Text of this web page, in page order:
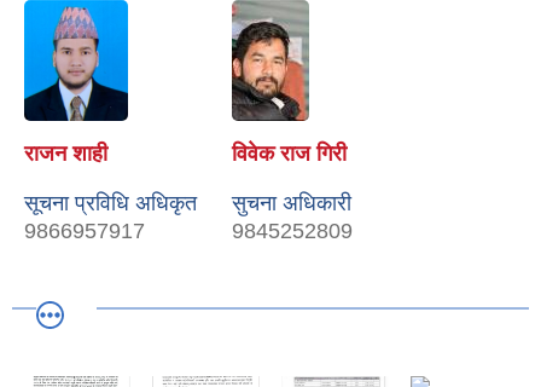
राजन शाही
सूचना प्रविधि अधिकृत
9866957917
विवेक राज गिरी
सुचना अधिकारी
9845252809